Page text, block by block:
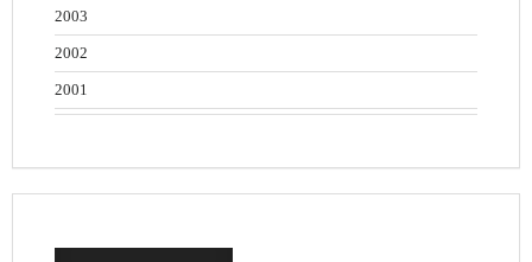
2003
2002
2001